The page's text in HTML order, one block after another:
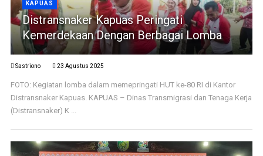
KAPUAS
Distransnaker Kapuas Peringati
Kemerdekaan Dengan Berbagai Lomba
Sastriono 23 Agustus 2025
FOTO: Kegiatan lomba dalam memepringati HUT ke-80 RI di Kantor
Distransnaker Kapuas. KAPUAS – Dinas Transmigrasi dan Tenaga Kerja
(Distransnaker) K ...